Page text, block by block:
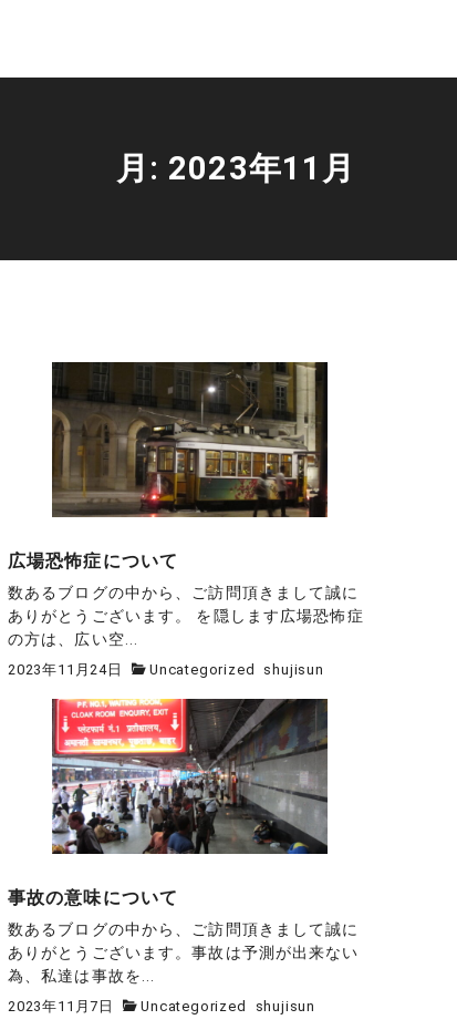
月: 2023年11月
広場恐怖症について
数あるブログの中から、ご訪問頂きまして誠に
ありがとうございます。 を隠します広場恐怖症
の方は、広い空...
2023年11月24日 Uncategorized shujisun
事故の意味について
数あるブログの中から、ご訪問頂きまして誠に
ありがとうございます。事故は予測が出来ない
為、私達は事故を...
2023年11月7日 Uncategorized shujisun